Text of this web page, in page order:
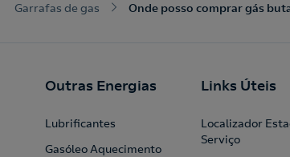
Garrafas de gas Onde posso comprar gás
Outras Energias
Lubrificantes
Gasóleo Aquecimento
Links Úteis
Localizador
Serviço